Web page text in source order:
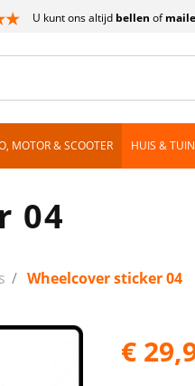
U kunt ons altijd bellen of
MOTOR & SCOOTER HUIS & TUIN
04
Wheelcover sticker 04
€